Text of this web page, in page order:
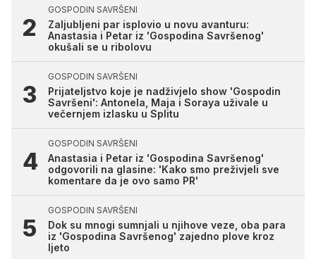
GOSPODIN SAVRŠENI
Zaljubljeni par isplovio u novu avanturu:
Anastasia i Petar iz 'Gospodina Savršenog'
okušali se u ribolovu
GOSPODIN SAVRŠENI
Prijateljstvo koje je nadživjelo show 'Gospodin
Savršeni': Antonela, Maja i Soraya uživale u
večernjem izlasku u Splitu
GOSPODIN SAVRŠENI
Anastasia i Petar iz 'Gospodina Savršenog'
odgovorili na glasine: 'Kako smo preživjeli sve
komentare da je ovo samo PR'
GOSPODIN SAVRŠENI
Dok su mnogi sumnjali u njihove veze, oba para
iz 'Gospodina Savršenog' zajedno plove kroz
ljeto